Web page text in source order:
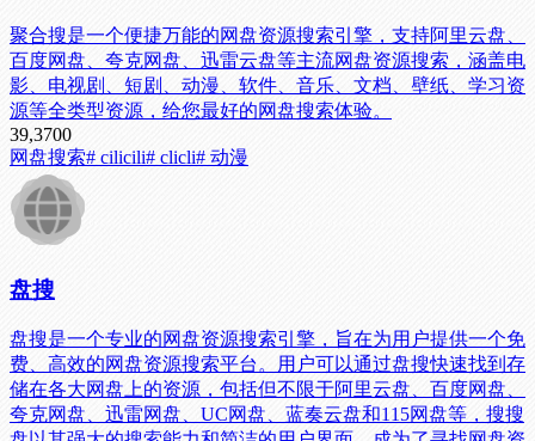
聚合搜是一个便捷万能的网盘资源搜索引擎，支持阿里云盘、
百度网盘、夸克网盘、迅雷云盘等主流网盘资源搜索，涵盖电
影、电视剧、短剧、动漫、软件、音乐、文档、壁纸、学习资
源等全类型资源，给您最好的网盘搜索体验。
39,3700
网盘搜索# cilicili# clicli# 动漫
盘搜
盘搜是一个专业的网盘资源搜索引擎，旨在为用户提供一个免
费、高效的网盘资源搜索平台。用户可以通过盘搜快速找到存
储在各大网盘上的资源，包括但不限于阿里云盘、百度网盘、
夸克网盘、迅雷网盘、UC网盘、蓝奏云盘和115网盘等，搜搜